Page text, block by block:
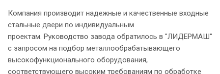
Компания производит надежные и качественные входные
стальные двери по индивидуальным
проектам. Руководство завода обратилось в "ЛИДЕРМАШ"
с запросом на подбор металлообрабатывающего
высокофункционального оборудования,
соответствующего высоким требованиям по обработке